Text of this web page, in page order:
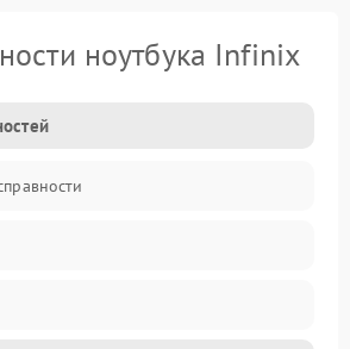
ноутбука Infinix